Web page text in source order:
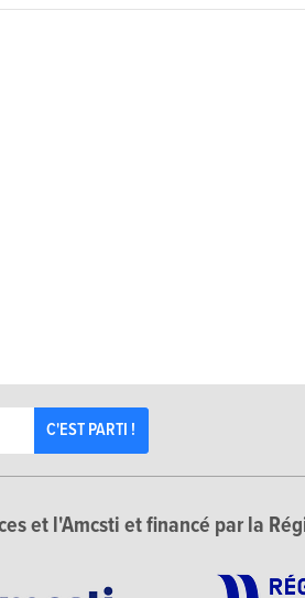
C'EST PARTI !
et l'Amcsti et financé par la